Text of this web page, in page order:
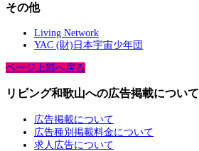
その他
Living Network
YAC (財)日本宇宙少年団
ページ上部へ戻る
リビング和歌山への広告掲載について
広告掲載について
広告種別掲載料金について
求人広告について